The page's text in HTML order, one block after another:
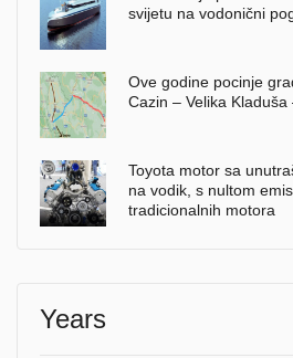
svijetu na vodonični
Ove godine pocinje
Cazin – Velika
Toyota motor sa
na vodik, s nultom
tradicionalnih motora
Years